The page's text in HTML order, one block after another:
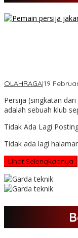
OLAHRAGA|19
Persija (singkatan
adalah sebuah klub
Tidak Ada Lagi
Tidak ada lagi
Lihat Selengkapnya